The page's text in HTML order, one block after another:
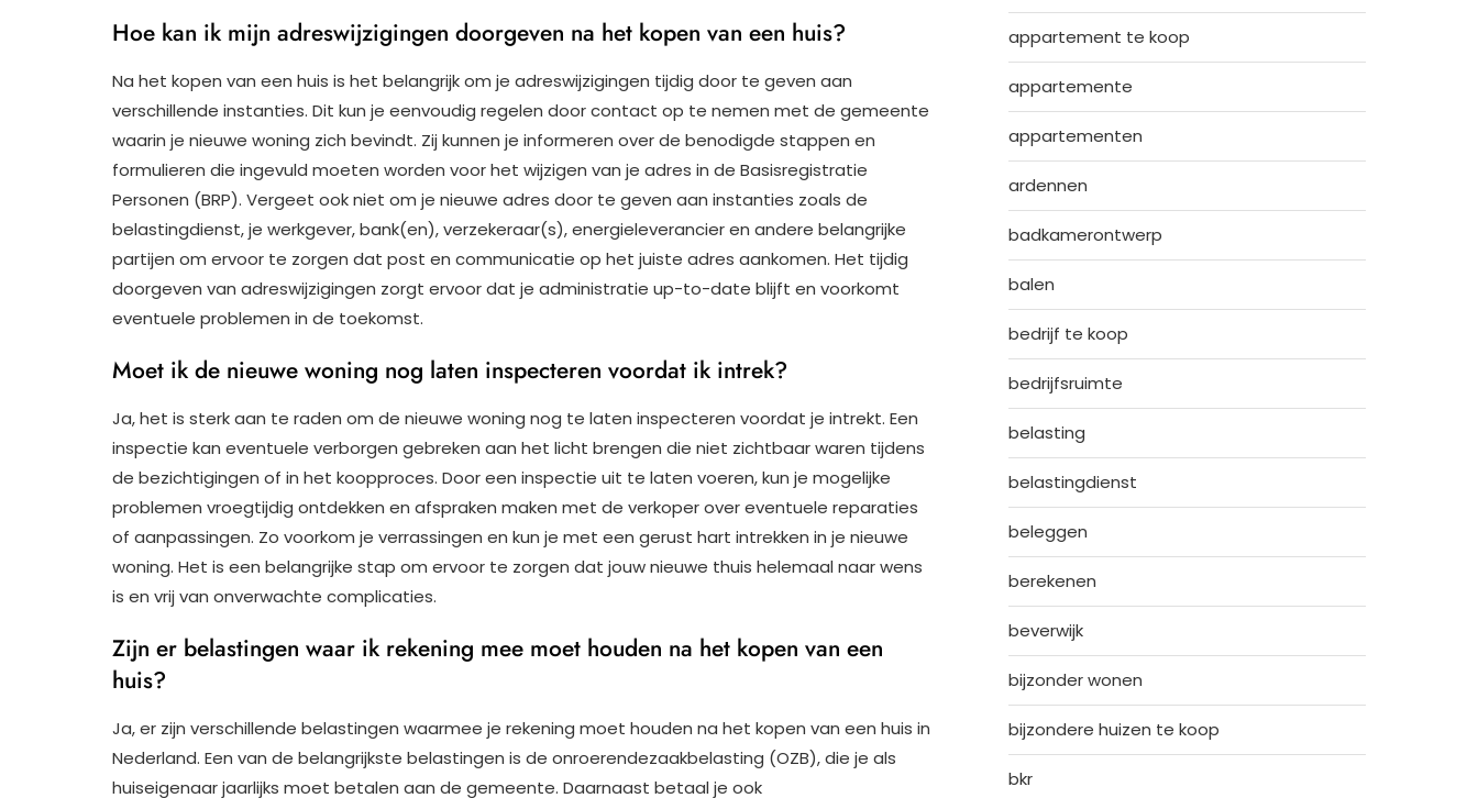
Hoe kan ik mijn adreswijzigingen doorgeven na het kopen van een huis?
Na het kopen van een huis is het belangrijk om je adreswijzigingen tijdig door te geven aan
verschillende instanties. Dit kun je eenvoudig regelen door contact op te nemen met de gemeente
waarin je nieuwe woning zich bevindt. Zij kunnen je informeren over de benodigde stappen en
formulieren die ingevuld moeten worden voor het wijzigen van je adres in de Basisregistratie
Personen (BRP). Vergeet ook niet om je nieuwe adres door te geven aan instanties zoals de
belastingdienst, je werkgever, bank(en), verzekeraar(s), energieleverancier en andere belangrijke
partijen om ervoor te zorgen dat post en communicatie op het juiste adres aankomen. Het tijdig
doorgeven van adreswijzigingen zorgt ervoor dat je administratie up-to-date blijft en voorkomt
eventuele problemen in de toekomst.
Moet ik de nieuwe woning nog laten inspecteren voordat ik intrek?
Ja, het is sterk aan te raden om de nieuwe woning nog te laten inspecteren voordat je intrekt. Een
inspectie kan eventuele verborgen gebreken aan het licht brengen die niet zichtbaar waren tijdens
de bezichtigingen of in het koopproces. Door een inspectie uit te laten voeren, kun je mogelijke
problemen vroegtijdig ontdekken en afspraken maken met de verkoper over eventuele reparaties
of aanpassingen. Zo voorkom je verrassingen en kun je met een gerust hart intrekken in je nieuwe
woning. Het is een belangrijke stap om ervoor te zorgen dat jouw nieuwe thuis helemaal naar wens
is en vrij van onverwachte complicaties.
Zijn er belastingen waar ik rekening mee moet houden na het kopen van een
huis?
Ja, er zijn verschillende belastingen waarmee je rekening moet houden na het kopen van een huis in
Nederland. Een van de belangrijkste belastingen is de onroerendezaakbelasting (OZB), die je als
huiseigenaar jaarlijks moet betalen aan de gemeente. Daarnaast betaal je ook
appartement te koop
appartemente
appartementen
ardennen
badkamerontwerp
balen
bedrijf te koop
bedrijfsruimte
belasting
belastingdienst
beleggen
berekenen
beverwijk
bijzonder wonen
bijzondere huizen te koop
bkr